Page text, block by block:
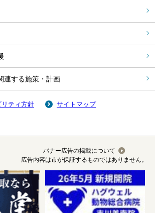
連する施策・計画
ティ方針 サイトマップ
バナー広告の掲載について
広告内容は市が保証するものではありません。